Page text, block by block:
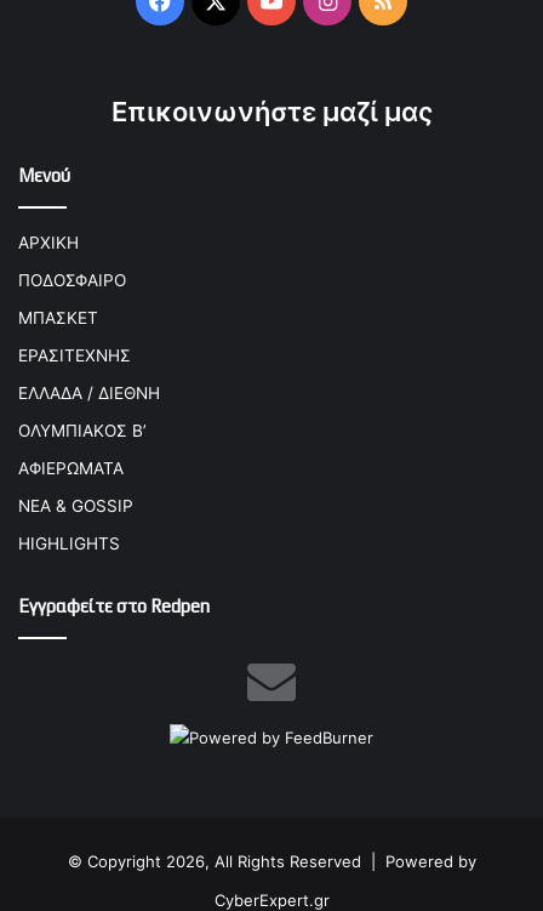
Επικοινωνήστε μαζί μας
Μενού
ΑΡΧΙΚΗ
ΠΟΔΟΣΦΑΙΡΟ
ΜΠΑΣΚΕΤ
ΕΡΑΣΙΤΕΧΝΗΣ
ΕΛΛΑΔΑ / ΔΙΕΘΝΗ
ΟΛΥΜΠΙΑΚΟΣ Β’
ΑΦΙΕΡΩΜΑΤΑ
ΝΕΑ & GOSSIP
HIGHLIGHTS
Εγγραφείτε στο Redpen
© Copyright 2026, All Rights Reserved | Powered by
CyberExpert.gr